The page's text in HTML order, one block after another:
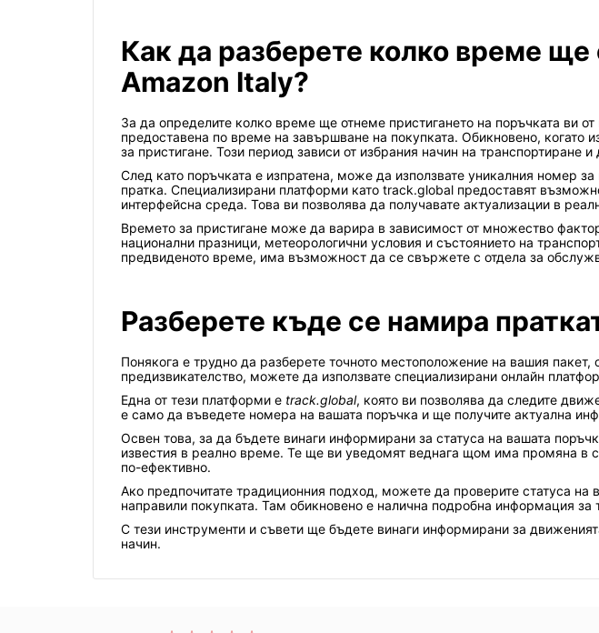
Как да разберете колко време ще
Amazon Italy?
За да определите колко време ще отнеме пристигането на поръчката ви
предоставена по време на завършване на покупката. Обикновено, когато
за пристигане. Този период зависи от избрания начин на транспортиране и
След като поръчката е изпратена, може да използвате уникалния номер
пратка. Специализирани платформи като track.global предоставят
интерфейсна среда. Това ви позволява да получавате актуализации в
Времето за пристигане може да варира в зависимост от множество
национални празници, метеорологични условия и състоянието на
предвиденото време, има възможност да се свържете с отдела за
Разберете къде се намира
Понякога е трудно да разберете точното местоположение на вашия
предизвикателство, можете да използвате специализирани онлайн
Една от тези платформи е track.global, която ви позволява да следите
е само да въведете номера на вашата поръчка и ще получите актуална
Освен това, за да бъдете винаги информирани за статуса на вашата
известия в реално време. Те ще ви уведомят веднага щом има промяна в
по-ефективно.
Ако предпочитате традиционния подход, можете да проверите статуса
направили покупката. Там обикновено е налична подробна информация
С тези инструменти и съвети ще бъдете винаги информирани за
начин.